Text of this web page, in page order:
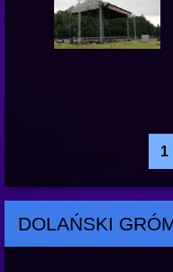
1
DOLAŃSKI